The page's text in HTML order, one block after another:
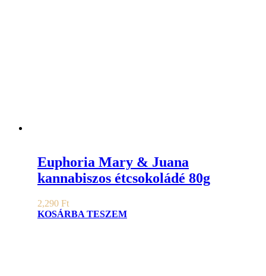
Euphoria Mary & Juana
kannabiszos étcsokoládé 80g
2,290 Ft
KOSÁRBA TESZEM